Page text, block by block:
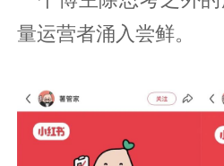
量运营者涌入尝鲜。